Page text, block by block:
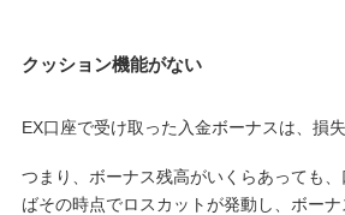
クッション機能がない
EX口座で受け取った入金ボーナスは、損
つまり、ボーナス残高がいくらあっても
ばその時点でロスカットが発動し、ボー